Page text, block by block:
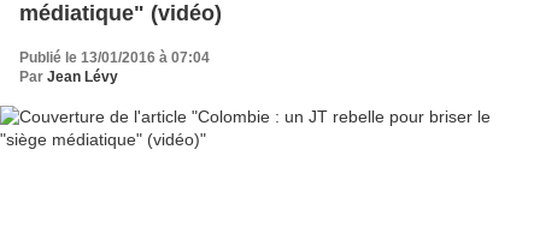
médiatique" (vidéo)
Publié le 13/01/2016 à 07:04
Par Jean Lévy